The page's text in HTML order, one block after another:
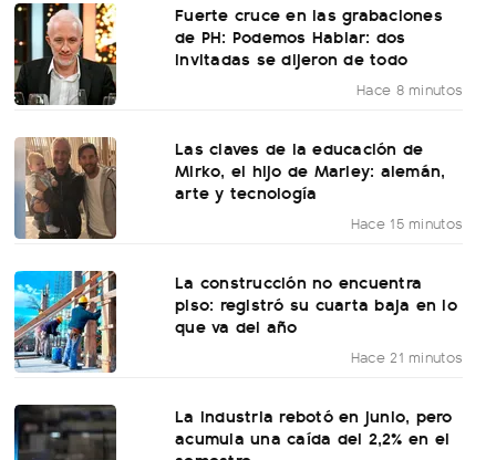
Fuerte cruce en las grabaciones
de PH: Podemos Hablar: dos
invitadas se dijeron de todo
Hace 8 minutos
Las claves de la educación de
Mirko, el hijo de Marley: alemán,
arte y tecnología
Hace 15 minutos
La construcción no encuentra
piso: registró su cuarta baja en lo
que va del año
Hace 21 minutos
La industria rebotó en junio, pero
acumula una caída del 2,2% en el